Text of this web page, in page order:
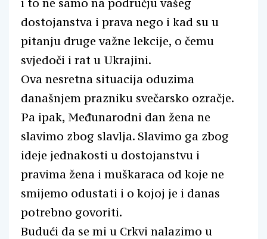
i to ne samo na području vašeg
dostojanstva i prava nego i kad su u
pitanju druge važne lekcije, o čemu
svjedoči i rat u Ukrajini.
Ova nesretna situacija oduzima
današnjem prazniku svečarsko ozračje.
Pa ipak, Međunarodni dan žena ne
slavimo zbog slavlja. Slavimo ga zbog
ideje jednakosti u dostojanstvu i
pravima žena i muškaraca od koje ne
smijemo odustati i o kojoj je i danas
potrebno govoriti.
Budući da se mi u Crkvi nalazimo u